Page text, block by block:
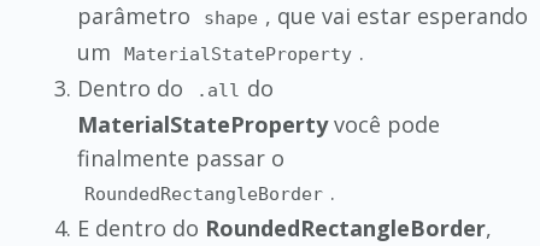
parâmetro
shape , que vai estar esperando
um
MaterialStateProperty .
Dentro do
.all do
MaterialStatePropertyvocê pode
finalmente passar o
RoundedRectangleBorder .
E dentro do RoundedRectangleBorder,